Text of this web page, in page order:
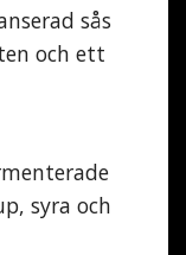
sås
och ett
syra och